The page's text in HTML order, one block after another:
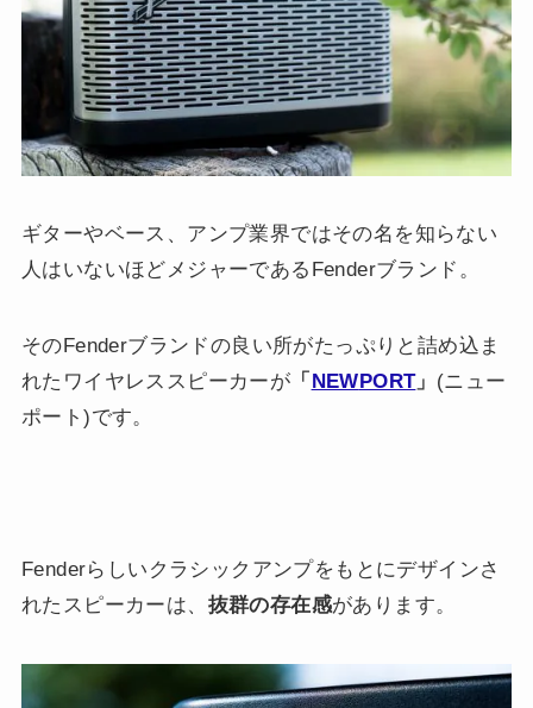
ギターやベース、アンプ業界ではその名を知らない
人はいないほどメジャーであるFenderブランド。
そのFenderブランドの良い所がたっぷりと詰め込ま
れたワイヤレススピーカーが 「 NEW PORT」 (ニュー
ポート)です。
Fenderらしいクラシックアンプをもとにデザインさ
れたスピーカーは、 抜群の存在感があります。